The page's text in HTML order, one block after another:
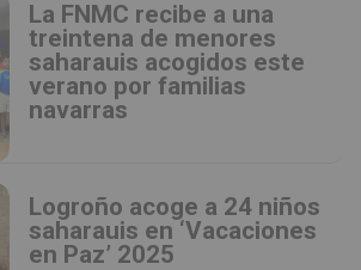
La FNMC recibe a una
treintena de menores
saharauis acogidos este
verano por familias
navarras
Logroño acoge a 24 niños
saharauis en ‘Vacaciones
en Paz’ 2025